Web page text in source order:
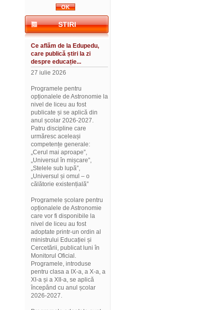
STIRI
Ce aflăm de la Edupedu,
care publică știri la zi
despre educație...
27 iulie 2026
Programele pentru
opționalele de Astronomie la
nivel de liceu au fost
publicate și se aplică din
anul școlar 2026-2027.
Patru discipline care
urmăresc aceleași
competențe generale:
„Cerul mai aproape”,
„Universul în mișcare”,
„Stelele sub lupă”,
„Universul și omul – o
călătorie existențială”
Programele școlare pentru
opționalele de Astronomie
care vor fi disponibile la
nivel de liceu au fost
adoptate printr-un ordin al
ministrului Educației și
Cercetării, publicat luni în
Monitorul Oficial.
Programele, introduse
pentru clasa a IX-a, a X-a, a
XI-a și a XII-a, se aplică
începând cu anul școlar
2026-2027.